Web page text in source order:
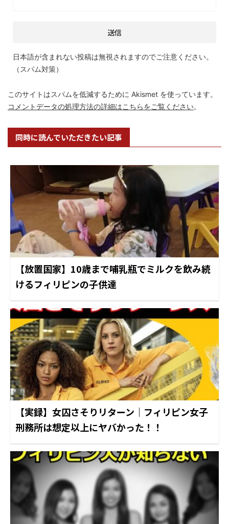
日本語が含まれない投稿は無視されますのでご注意ください。
（スパム対策）
このサイトはスパムを低減するために Akismet を使っています。
コメントデータの処理方法の詳細はこちらをご覧ください。
同時に読んでいただきたい記事
【放置国家】10歳まで哺乳瓶でミルクを飲み続
けるフィリピンの子供達
【実録】女囚さそりリターン｜フィリピン女子
刑務所は想定以上にヤバかった！！